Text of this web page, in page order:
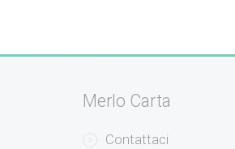
Merlo Carta
Contattaci